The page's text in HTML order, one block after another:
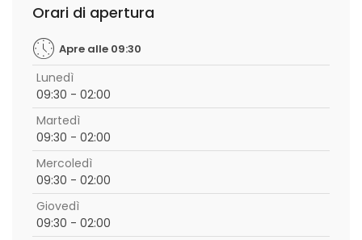
Orari di apertura
Apre alle 09:30
Lunedì
09:30 - 02:00
Martedì
09:30 - 02:00
Mercoledì
09:30 - 02:00
Giovedì
09:30 - 02:00